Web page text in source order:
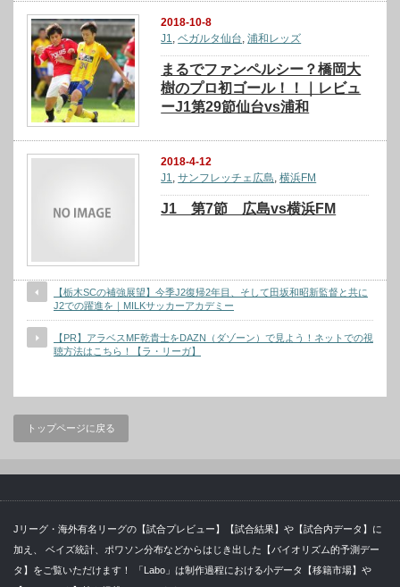
2018-10-8
J1
,ベガルタ仙台 ,浦和レッズ
まるでファンペルシー？橋岡大
樹のプロ初ゴール！！｜レビュ
ーJ1第29節仙台vs浦和
2018-4-12
J1,サンフレッチェ広島,横浜FM
J1 第7節 広島vs横浜FM
【栃木SCの補強展望】今季J2復帰2年目、そして田坂和昭新監督と共に
J2での躍進を｜MILKサッカーアカデミー
【PR】アラベスMF乾貴士をDAZN（ダゾーン）で見よう！ネットでの視
聴方法はこちら！【ラ・リーガ】
トップページに戻る
Jリーグ・海外有名リーグの【試合プレビュー】【試合結果】や【試合内データ】に
加え、 ベイズ統計、ポワソン分布などからはじき出した【バイオリズム的予測デー
タ】をご覧いただけます！ 「Labo」は制作過程における小データ【移籍市場】や